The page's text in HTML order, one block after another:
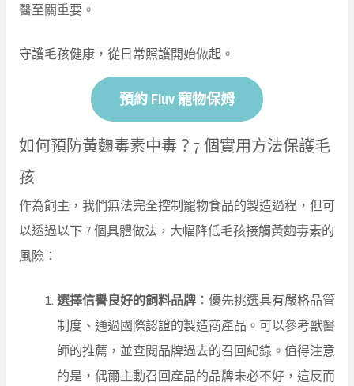
醫至關重要。
守護毛孩健康，從日常照護開始做起。
預約 Fluv 寵物保姆
如何預防黃麴毒素中毒？7 個實用方法保護毛
孩
作為飼主，我們無法完全控制寵物食品的製造過程，但可
以透過以下 7 個具體做法，大幅降低毛孩接觸黃麴毒素的
風險：
選擇信譽良好的飼料品牌 ：優先挑選具有嚴格品管
制度、通過國際認證的製造商產品。可以參考獸醫
師的推薦，並查閱品牌過去的召回紀錄。值得注意
的是，偶爾主動召回產品的品牌未必不好，這反而